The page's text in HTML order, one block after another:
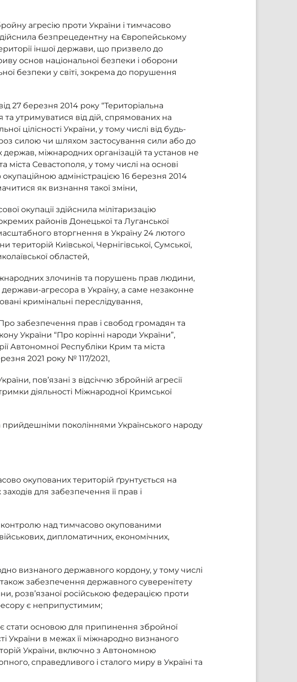
агресію проти України і тимчасово
безпрецедентну на Європейському
іншої держави, що призвело до
основ національної безпеки і оборони
безпеки у світі, зокрема до порушення
27 березня 2014 року “Територіальна
та утримуватися від дій, спрямованих на
цілісності України, у тому числі від будь-
силою чи шляхом застосування сили або до
міжнародних організацій та установ не
міста Севастополя, у тому числі на основі
адміністрацією 16 березня 2014
як визнання такої зміни,
окупації здійснила мілітаризацію
районів Донецької та Луганської
вторгнення в Україну 24 лютого
Київської, Чернігівської, Сумської,
областей,
злочинів та порушень прав людини,
агресора в Україну, а саме незаконне
кримінальні переслідування,
забезпечення прав і свобод громадян та
України “Про корінні народи України”,
Автономної Республіки Крим та міста
2021 року № 117/2021,
пов’язані з відсіччю збройній агресії
діяльності Міжнародної Кримської
прийдешніми поколіннями Українського народу
окупованих територій ґрунтується на
для забезпечення її прав і
контролю над тимчасово окупованими
дипломатичних, економічних,
визнаного державного кордону, у тому числі
забезпечення державного суверенітету
розв’язаної російською федерацією проти
є неприпустимим;
стати основою для припинення збройної
України в межах її міжнародно визнаного
України, включно з Автономною
справедливого і сталого миру в Україні та